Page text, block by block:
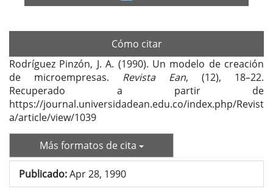
Cómo citar
Rodríguez Pinzón, J. A. (1990). Un modelo de creación
de microempresas. Revista Ean, (12), 18–22.
Recuperado a partir de
https://journal.universidadean.edu.co/index.php/Revist
a/article/view/1039
Más formatos de cita
Publicado:Apr 28, 1990